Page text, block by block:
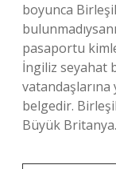
boyunca
pasaportu
İngiliz seyahat
vatandaşlarına
belgedir.
Büyük